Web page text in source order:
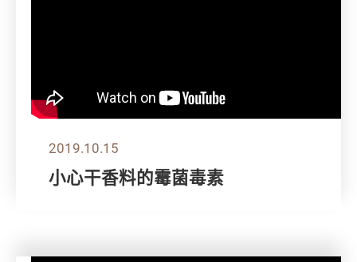
2019.10.15
小心干香料的霉菌毒素